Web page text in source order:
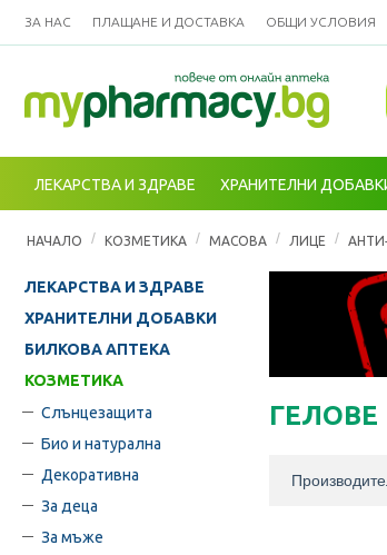
ЗА НАС ПЛАЩАНЕ И ДОСТАВКА ОБЩИ УСЛОВИЯ
ЛЕКАРСТВА И ЗДРАВЕ ХРАНИТЕЛНИ
НАЧАЛО / КОЗМЕТИКА / МАСОВА / ЛИЦЕ /
ЛЕКАРСТВА И ЗДРАВЕ
ХРАНИТЕЛНИ ДОБАВКИ
БИЛКОВА АПТЕКА
КОЗМЕТИКА
Слънцезащита
Био и натурална
Декоративна
За деца
За мъже
ГЕЛОВЕ